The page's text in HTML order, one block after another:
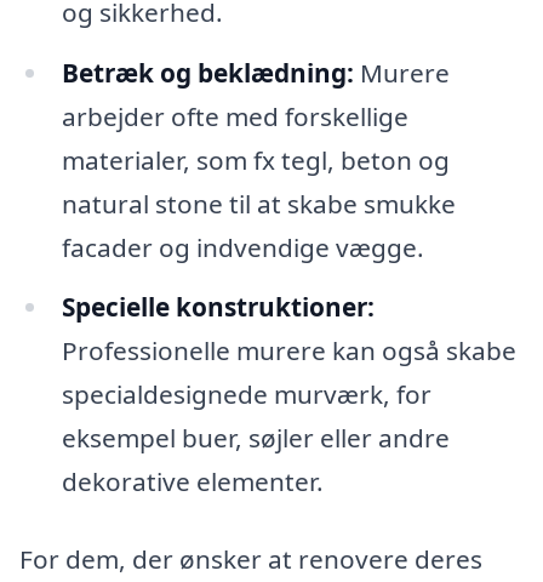
og sikkerhed.
Betræk og beklædning: Murere
arbejder ofte med forskellige
materialer, som fx tegl, beton og
natural stone til at skabe smukke
facader og indvendige vægge.
Specielle konstruktioner:
Professionelle murere kan også skabe
specialdesignede murværk, for
eksempel buer, søjler eller andre
dekorative elementer.
For dem, der ønsker at renovere deres